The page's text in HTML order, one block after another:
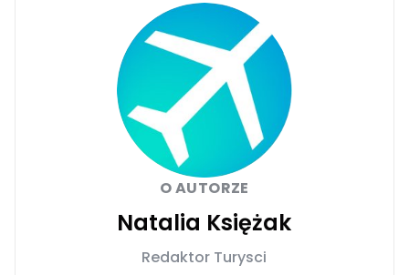
O AUTORZE
Natalia Księżak
Redaktor Turysci